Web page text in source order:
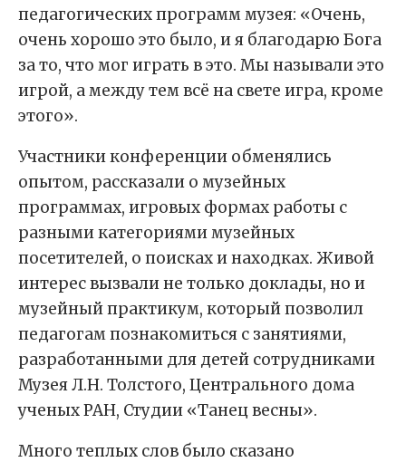
педагогических программ музея: «Очень,
очень хорошо это было, и я благодарю Бога
за то, что мог играть в это. Мы называли это
игрой, а между тем всё на свете игра, кроме
этого».
Участники конференции обменялись
опытом, рассказали о музейных
программах, игровых формах работы с
разными категориями музейных
посетителей, о поисках и находках. Живой
интерес вызвали не только доклады, но и
музейный практикум, который позволил
педагогам познакомиться с занятиями,
разработанными для детей сотрудниками
Музея Л.Н. Толстого, Центрального дома
ученых РАН, Студии «Танец весны».
Много теплых слов было сказано